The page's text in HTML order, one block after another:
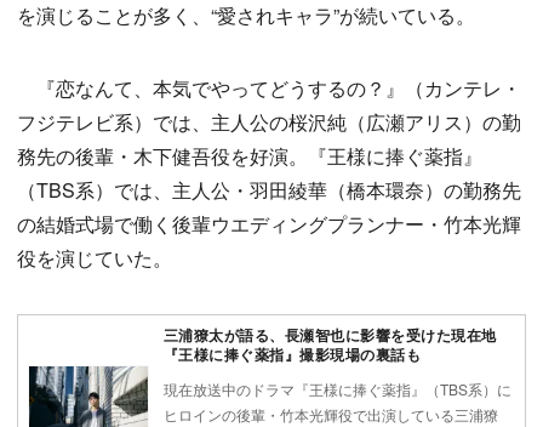
を演じることが多く、“愛されキャラ”が続いている。
『恋なんて、本気でやってどうするの？』（カンテレ・
フジテレビ系）では、主人公の桜沢純（広瀬アリス）の勤
務先の後輩・木下健吾役を好演。『王様に捧ぐ薬指』
（TBS系）では、主人公・羽田綾華（橋本環奈）の勤務先
の結婚式場で働く後輩ウエディングプランナー・竹本光輝
役を演じていた。
三浦獠太が語る、長瀬智也に影響を受けた現在地
『王様に捧ぐ薬指』撮影現場の裏話も
現在放送中のドラマ『王様に捧ぐ薬指』（TBS系）に
ヒロインの後輩・竹本光輝役で出演している三浦獠